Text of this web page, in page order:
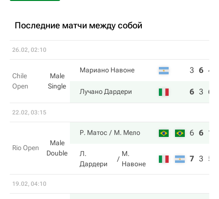
Последние матчи между собой
26.02, 02:10
Chile
Open
Male
Single
Мариано Навоне 3 6 4
Лучано Дардери 6 3 6
22.02, 03:15
Rio Open
Male
Double
Р. Матос М. Мело 6 6 10
Л.
Дардери
М.
Навоне
7 3 5
19.02, 04:10